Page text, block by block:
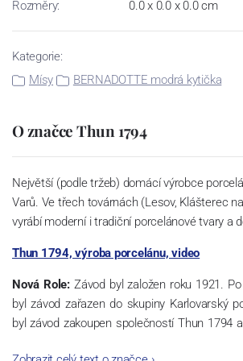
Rozměry: 0.0 x 0.0 x 0.0 cm
Kategorie:
Mísy
BERNADOTTE modrá kytička
O značce Thun 1794
Největší (podle tržeb) domácí výrobce
Varů. Ve třech továrnách (Lesov, Klášterec
vyrábí moderní i tradiční porcelánové tvary a
Thun 1794, výroba porcelánu, video
Nová Role: Závod byl založen roku 1921.
byl závod zařazen do skupiny Karlovarský
byl závod zakoupen společností Thun 1794